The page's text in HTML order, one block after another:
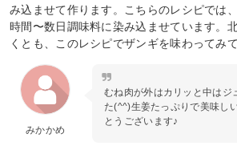
み込ませて作ります。こちらのレシピでは
時間〜数日調味料に染み込ませています。
くとも、このレシピでザンギを味わってみ
みかかめ
むね肉が外はカリッと中はジ
た(^^)生姜たっぷりで美味し
とうございます♪